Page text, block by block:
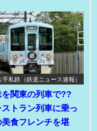
手私鉄（鉄道ニュース速報）
を関東の列車で??
ストラン列車に乗っ
食フレンチを堪